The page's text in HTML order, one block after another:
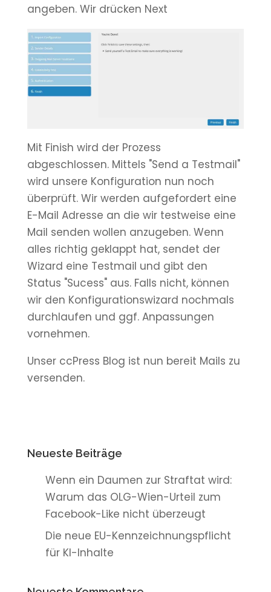
angeben. Wir drücken Next
Mit Finish wird der Prozess
abgeschlossen. Mittels "Send a Testmail"
wird unsere Konfiguration nun noch
überprüft. Wir werden aufgefordert eine
E-Mail Adresse an die wir testweise eine
Mail senden wollen anzugeben. Wenn
alles richtig geklappt hat, sendet der
Wizard eine Testmail und gibt den
Status "Sucess" aus. Falls nicht, können
wir den Konfigurationswizard nochmals
durchlaufen und ggf. Anpassungen
vornehmen.
Unser ccPress Blog ist nun bereit Mails zu
versenden.
Neueste Beiträge
Wenn ein Daumen zur Straftat wird:
Warum das OLG-Wien-Urteil zum
Facebook-Like nicht überzeugt
Die neue EU-Kennzeichnungspflicht
für KI-Inhalte